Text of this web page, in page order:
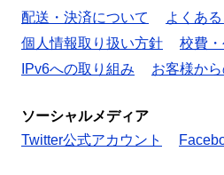
配送・決済について
よくあ
個人情報取り扱い方針
校費
IPv6への取り組み
お客様か
ソーシャルメディア
Twitter公式アカウント